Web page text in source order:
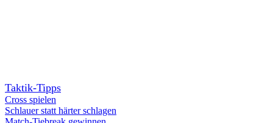
Taktik-Tipps
Cross spielen
Schlauer statt härter schlagen